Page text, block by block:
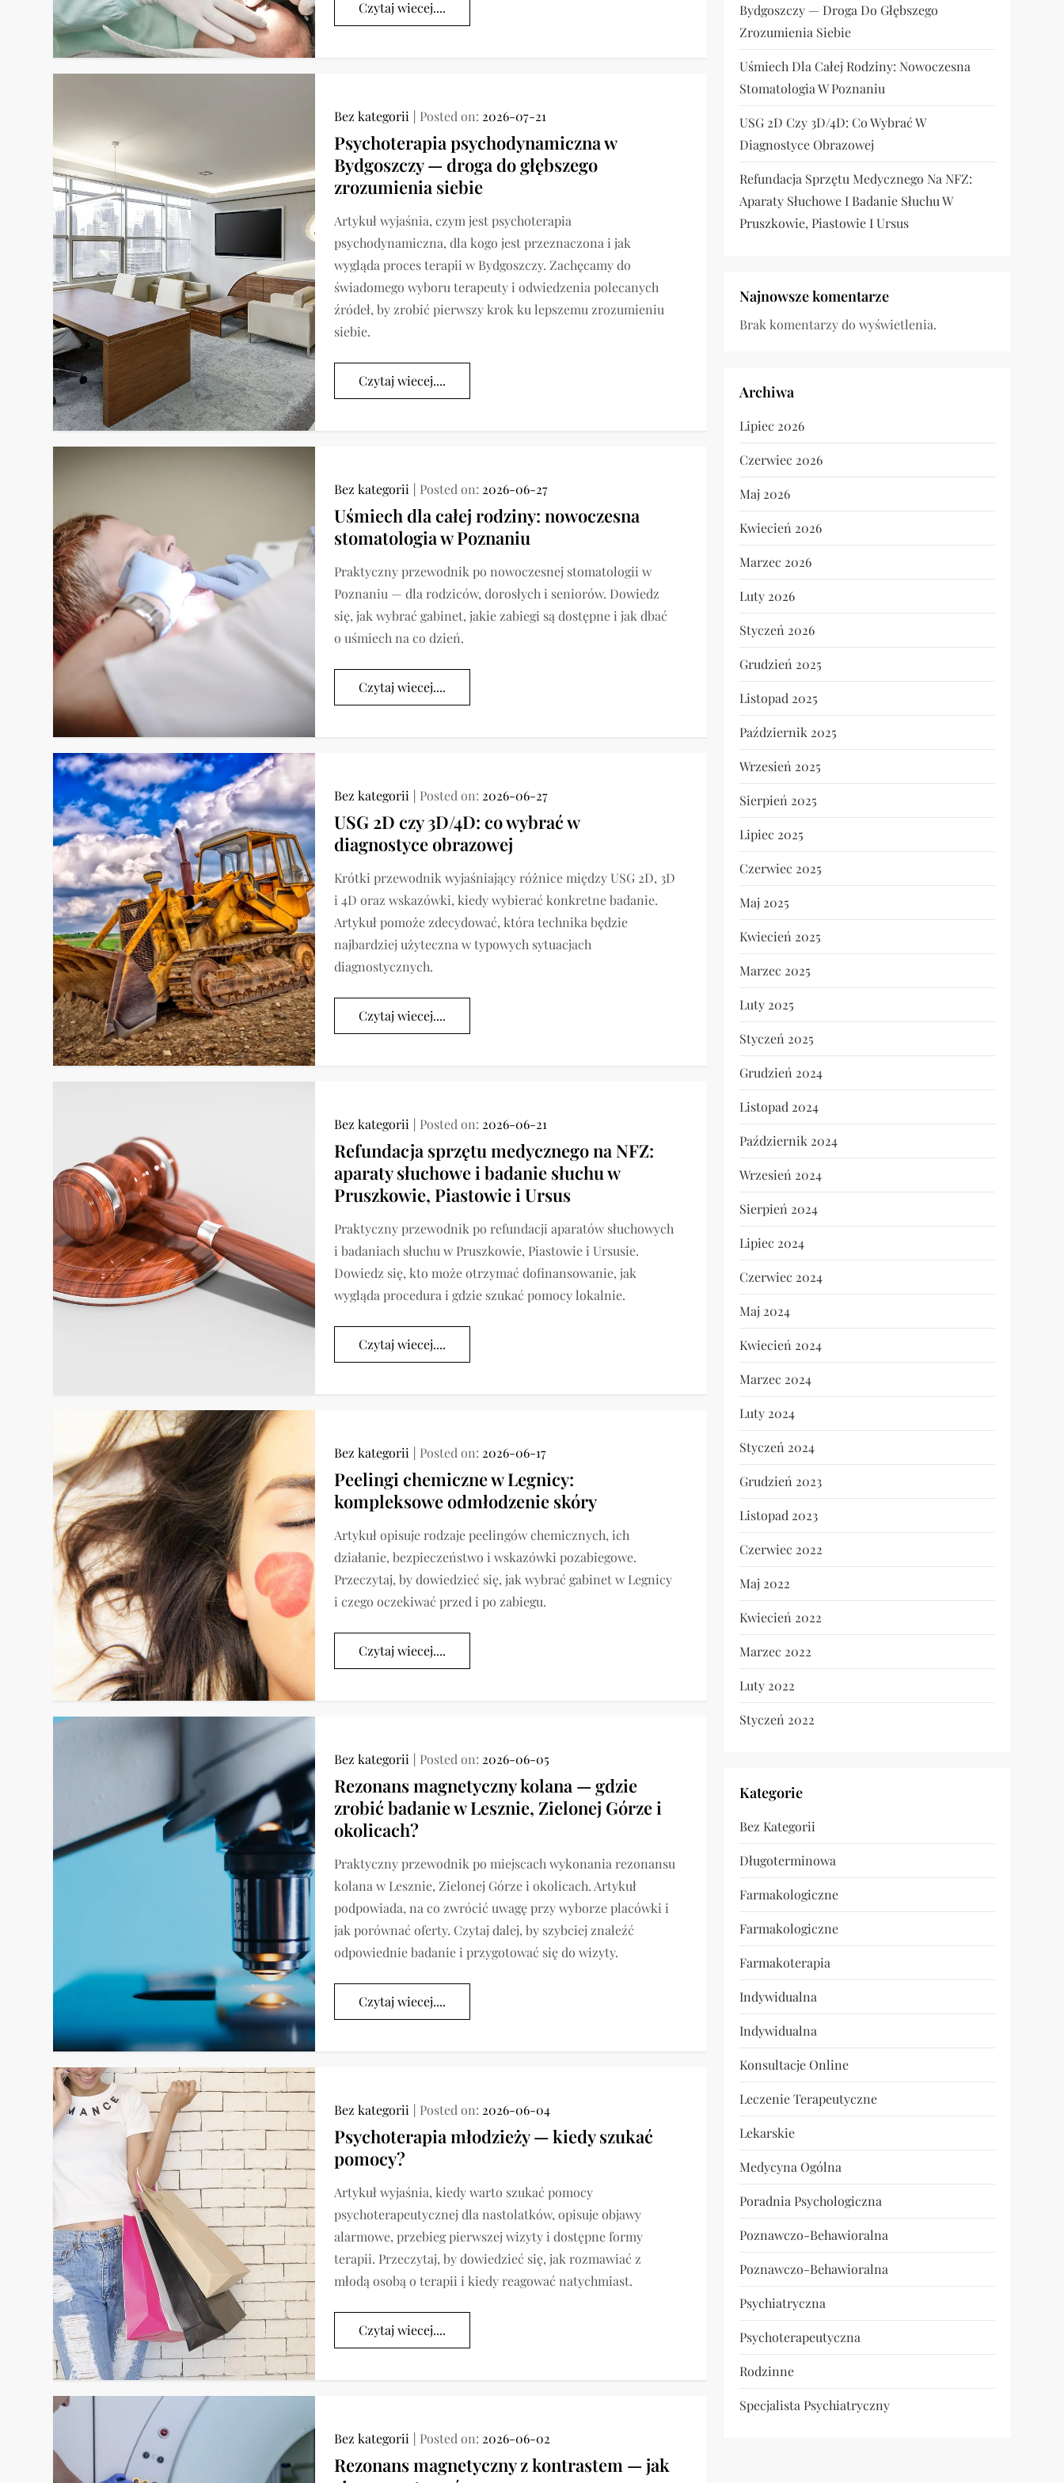
Czytaj wiecej....
Bez kategorii Posted on: 2026-07-21
Psychoterapia psychodynamiczna w
Bydgoszczy — droga do głębszego
zrozumienia siebie
Artykuł wyjaśnia, czym jest psychoterapia
psychodynamiczna, dla kogo jest przeznaczona i jak
wygląda proces terapii w Bydgoszczy. Zachęcamy do
świadomego wyboru terapeuty i odwiedzenia polecanych
źródeł, by zrobić pierwszy krok ku lepszemu zrozumieniu
siebie.
Czytaj wiecej....
Bez kategorii Posted on: 2026-06-27
Uśmiech dla całej rodziny: nowoczesna
stomatologia w Poznaniu
Praktyczny przewodnik po nowoczesnej stomatologii w
Poznaniu — dla rodziców, dorosłych i seniorów. Dowiedz
się, jak wybrać gabinet, jakie zabiegi są dostępne i jak dbać
o uśmiech na co dzień.
Czytaj wiecej....
Bez kategorii Posted on: 2026-06-27
USG 2D czy 3D/4D: co wybrać w
diagnostyce obrazowej
Krótki przewodnik wyjaśniający różnice między USG 2D, 3D
i 4D oraz wskazówki, kiedy wybierać konkretne badanie.
Artykuł pomoże zdecydować, która technika będzie
najbardziej użyteczna w typowych sytuacjach
diagnostycznych.
Czytaj wiecej....
Bez kategorii Posted on: 2026-06-21
Refundacja sprzętu medycznego na NFZ:
aparaty słuchowe i badanie słuchu w
Pruszkowie, Piastowie i Ursus
Praktyczny przewodnik po refundacji aparatów słuchowych
i badaniach słuchu w Pruszkowie, Piastowie i Ursusie.
Dowiedz się, kto może otrzymać dofinansowanie, jak
wygląda procedura i gdzie szukać pomocy lokalnie.
Czytaj wiecej....
Bez kategorii Posted on: 2026-06-17
Peelingi chemiczne w Legnicy:
kompleksowe odmłodzenie skóry
Artykuł opisuje rodzaje peelingów chemicznych, ich
działanie, bezpieczeństwo i wskazówki pozabiegowe.
Przeczytaj, by dowiedzieć się, jak wybrać gabinet w Legnicy
i czego oczekiwać przed i po zabiegu.
Czytaj wiecej....
Bez kategorii Posted on: 2026-06-05
Rezonans magnetyczny kolana — gdzie
zrobić badanie w Lesznie, Zielonej Górze i
okolicach?
Praktyczny przewodnik po miejscach wykonania rezonansu
kolana w Lesznie, Zielonej Górze i okolicach. Artykuł
podpowiada, na co zwrócić uwagę przy wyborze placówki i
jak porównać oferty. Czytaj dalej, by szybciej znaleźć
odpowiednie badanie i przygotować się do wizyty.
Czytaj wiecej....
Bez kategorii Posted on: 2026-06-04
Psychoterapia młodzieży — kiedy szukać
pomocy?
Artykuł wyjaśnia, kiedy warto szukać pomocy
psychoterapeutycznej dla nastolatków, opisuje objawy
alarmowe, przebieg pierwszej wizyty i dostępne formy
terapii. Przeczytaj, by dowiedzieć się, jak rozmawiać z
młodą osobą o terapii i kiedy reagować natychmiast.
Czytaj wiecej....
Bez kategorii Posted on: 2026-06-02
Rezonans magnetyczny z kontrastem — jak
Bydgoszczy — Droga Do Głębszego
Zrozumienia Siebie
Uśmiech Dla Całej Rodziny: Nowoczesna
Stomatologia W Poznaniu
USG 2D Czy 3D/4D: Co Wybrać W
Diagnostyce Obrazowej
Refundacja Sprzętu Medycznego Na NFZ:
Aparaty Słuchowe I Badanie Słuchu W
Pruszkowie, Piastowie I Ursus
Najnowsze komentarze
Brak komentarzy do wyświetlenia.
Archiwa
Lipiec 2026
Czerwiec 2026
Maj 2026
Kwiecień 2026
Marzec 2026
Luty 2026
Styczeń 2026
Grudzień 2025
Listopad 2025
Październik 2025
Wrzesień 2025
Sierpień 2025
Lipiec 2025
Czerwiec 2025
Maj 2025
Kwiecień 2025
Marzec 2025
Luty 2025
Styczeń 2025
Grudzień 2024
Listopad 2024
Październik 2024
Wrzesień 2024
Sierpień 2024
Lipiec 2024
Czerwiec 2024
Maj 2024
Kwiecień 2024
Marzec 2024
Luty 2024
Styczeń 2024
Grudzień 2023
Listopad 2023
Czerwiec 2022
Maj 2022
Kwiecień 2022
Marzec 2022
Luty 2022
Styczeń 2022
Kategorie
Bez Kategorii
Długoterminowa
Farmakologiczne
Farmakologiczne
Farmakoterapia
Indywidualna
Indywidualna
Konsultacje Online
Leczenie Terapeutyczne
Lekarskie
Medycyna Ogólna
Poradnia Psychologiczna
Poznawczo-Behawioralna
Poznawczo-Behawioralna
Psychiatryczna
Psychoterapeutyczna
Rodzinne
Specjalista Psychiatryczny